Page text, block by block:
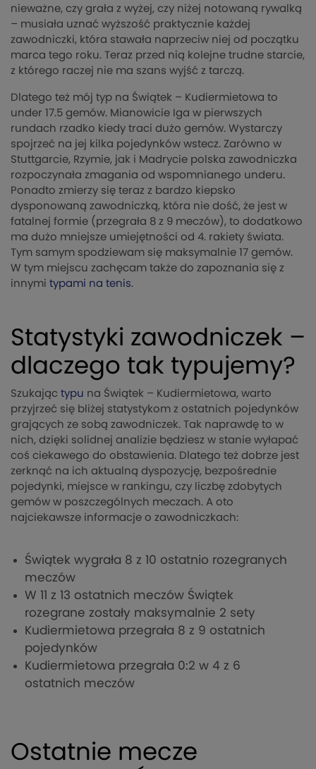
nieważne, czy grała z wyżej, czy niżej notowaną rywalką
– musiała uznać wyższość praktycznie każdej
zawodniczki, która stawała naprzeciw niej od początku
marca tego roku. Teraz przed nią kolejne trudne starcie,
z którego raczej nie ma szans wyjść z tarczą.
Dlatego też mój typ na Świątek – Kudiermietowa to
under 17.5 gemów. Mianowicie Iga w pierwszych
rundach rzadko kiedy traci dużo gemów. Wystarczy
spojrzeć na jej kilka pojedynków wstecz. Zarówno w
Stuttgarcie, Rzymie, jak i Madrycie polska zawodniczka
rozpoczynała zmagania od wspomnianego underu.
Ponadto zmierzy się teraz z bardzo kiepsko
dysponowaną zawodniczką, która nie dość, że jest w
fatalnej formie (przegrała 8 z 9 meczów), to dodatkowo
ma dużo mniejsze umiejętności od 4. rakiety świata.
Tym samym spodziewam się maksymalnie 17 gemów.
W tym miejscu zachęcam także do zapoznania się z
innymi typami na tenis.
Statystyki zawodniczek –
dlaczego tak typujemy?
Szukając typu na Świątek – Kudiermietowa, warto
przyjrzeć się bliżej statystykom z ostatnich pojedynków
grających ze sobą zawodniczek. Tak naprawdę to w
nich, dzięki solidnej analizie będziesz w stanie wyłapać
coś ciekawego do obstawienia. Dlatego też dobrze jest
zerknąć na ich aktualną dyspozycję, bezpośrednie
pojedynki, miejsce w rankingu, czy liczbę zdobytych
gemów w poszczególnych meczach. A oto
najciekawsze informacje o zawodniczkach:
Świątek wygrała 8 z 10 ostatnio rozegranych
meczów
W 11 z 13 ostatnich meczów Świątek
rozegrane zostały maksymalnie 2 sety
Kudiermietowa przegrała 8 z 9 ostatnich
pojedynków
Kudiermietowa przegrała 0:2 w 4 z 6
ostatnich meczów
Ostatnie mecze